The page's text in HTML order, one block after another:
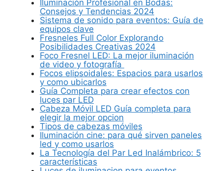
Iluminación Profesional en Bodas:
Consejos y Tendencias 2024
Sistema de sonido para eventos: Guía de
equipos clave
Fresneles Full Color Explorando
Posibilidades Creativas 2024
Foco Fresnel LED: La mejor iluminación
de video y fotografía
Focos elipsoidales: Espacios para usarlos
y como ubicarlos
Guía Completa para crear efectos con
luces par LED
Cabeza Móvil LED Guía completa para
elegir la mejor opcion
Tipos de cabezas móviles
Iluminación cine: para qué sirven paneles
led y como usarlos
La Tecnología del Par Led Inalámbrico: 5
características